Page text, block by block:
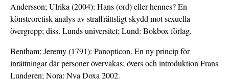
Andersson; Ulrika (2004): Hans (ord) eller hennes? En
könsteoretisk analys av straffrättsligt skydd mot sexuella
övergrepp; diss. Lunds universitet; Lund: Bokbox förlag.
Bentham; Jeremy (1791): Panopticon. En ny princip för
inrättningar där personer övervakas; övers och introduktion Frans
Lundgren; Nora: Nya Doxa 2002.